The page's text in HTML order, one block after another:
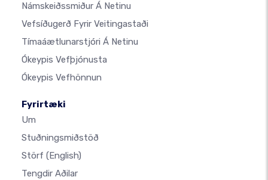
Námskeiðssmiður Á Netinu
Vefsíðugerð Fyrir Veitingastaði
Tímaáætlunarstjóri Á Netinu
Ókeypis Vefþjónusta
Ókeypis Vefhönnun
Fyrirtæki
Um
Stuðningsmiðstöð
Störf (English)
Tengdir Aðilar